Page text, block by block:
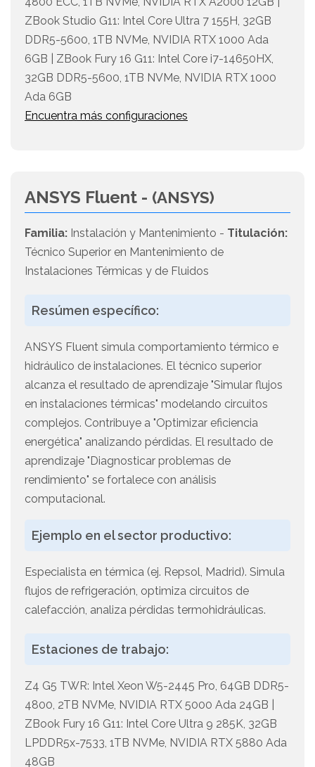
ZBook Studio G11: Intel Core Ultra 7 155H, 32GB
DDR5-5600, 1TB NVMe, NVIDIA RTX 1000 Ada
6GB | ZBook Fury 16 G11: Intel Core i7-14650HX,
32GB DDR5-5600, 1TB NVMe, NVIDIA RTX 1000
Ada 6GB
Encuentra más configuraciones
ANSYS Fluent - (ANSYS)
Familia: Instalación y Mantenimiento - Titulación:
Técnico Superior en Mantenimiento de
Instalaciones Térmicas y de Fluidos
Resúmen específico:
ANSYS Fluent simula comportamiento térmico e
hidráulico de instalaciones. El técnico superior
alcanza el resultado de aprendizaje "Simular flujos
en instalaciones térmicas" modelando circuitos
complejos. Contribuye a "Optimizar eficiencia
energética" analizando pérdidas. El resultado de
aprendizaje "Diagnosticar problemas de
rendimiento" se fortalece con análisis
computacional.
Ejemplo en el sector productivo:
Especialista en térmica (ej. Repsol, Madrid). Simula
flujos de refrigeración, optimiza circuitos de
calefacción, analiza pérdidas termohidráulicas.
Estaciones de trabajo:
Z4 G5 TWR: Intel Xeon W5-2445 Pro, 64GB DDR5-
4800, 2TB NVMe, NVIDIA RTX 5000 Ada 24GB |
ZBook Fury 16 G11: Intel Core Ultra 9 285K, 32GB
LPDDR5x-7533, 1TB NVMe, NVIDIA RTX 5880 Ada
48GB